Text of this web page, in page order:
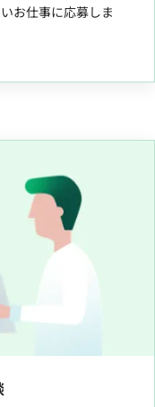
お仕事に応募しま